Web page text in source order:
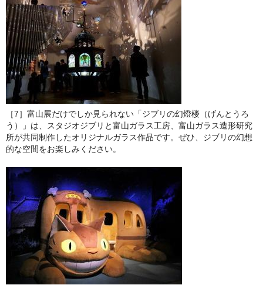
［7］富山展だけでしか見られない「ジブリの幻燈楼（げんとうろ
う）」は、スタジオジブリと富山ガラス工房、富山ガラス造形研究
所が共同制作したオリジナルガラス作品です。ぜひ、ジブリの幻想
的な空間をお楽しみください。